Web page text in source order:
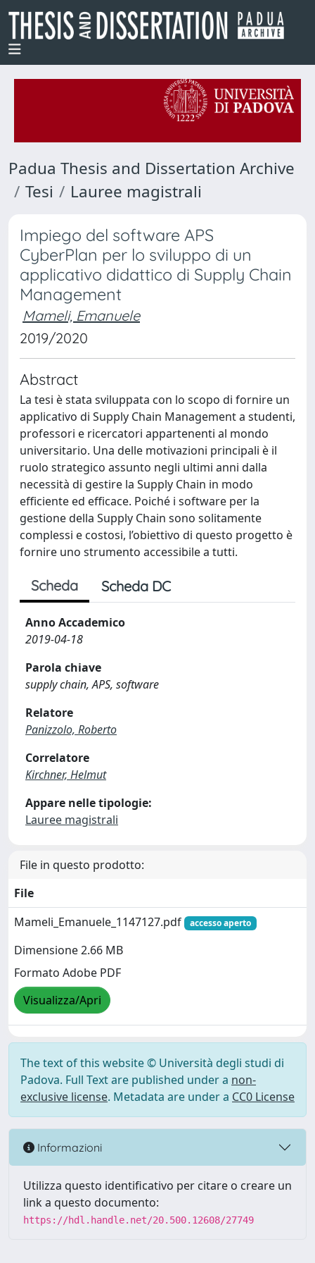
Padua Thesis and Dissertation Archive
Tesi
Lauree magistrali
Impiego del software APS
CyberPlan per lo sviluppo di un
applicativo didattico di Supply Chain
Management
Mameli, Emanuele
2019/2020
Abstract
La tesi è stata sviluppata con lo scopo di fornire un
applicativo di Supply Chain Management a studenti,
professori e ricercatori appartenenti al mondo
universitario. Una delle motivazioni principali è il
ruolo strategico assunto negli ultimi anni dalla
necessità di gestire la Supply Chain in modo
efficiente ed efficace. Poiché i software per la
gestione della Supply Chain sono solitamente
complessi e costosi, l’obiettivo di questo progetto è
fornire uno strumento accessibile a tutti.
Scheda Scheda DC
Anno Accademico
2019-04-18
Parola chiave
supply chain, APS, software
Relatore
Panizzolo, Roberto
Correlatore
Kirchner, Helmut
Appare nelle tipologie:
Lauree magistrali
File in questo prodotto:
File
Mameli_Emanuele_1147127.pdf
accesso aperto
Dimensione 2.66 MB
Formato Adobe PDF
Visualizza/Apri
The text of this website © Università degli studi di
Padova. Full Text are published under a non-
exclusive license. Metadata are under a CC0 License
Informazioni
Utilizza questo identificativo per citare o creare un
link a questo documento:
https://hdl.handle.net/20.500.12608/27749